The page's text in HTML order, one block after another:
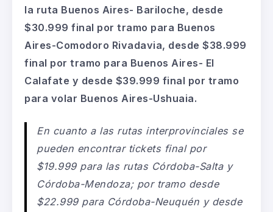
la ruta Buenos Aires- Bariloche, desde
$30.999 final por tramo para Buenos
Aires-Comodoro Rivadavia, desde $38.999
final por tramo para Buenos Aires- El
Calafate y desde $39.999 final por tramo
para volar Buenos Aires-Ushuaia.
En cuanto a las rutas interprovinciales se
pueden encontrar tickets final por
$19.999 para las rutas Córdoba-Salta y
Córdoba-Mendoza; por tramo desde
$22.999 para Córdoba-Neuquén y desde